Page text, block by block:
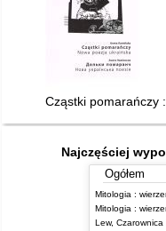
Cząstki pomarańczy
Najczęściej
Ogółem
Lew,